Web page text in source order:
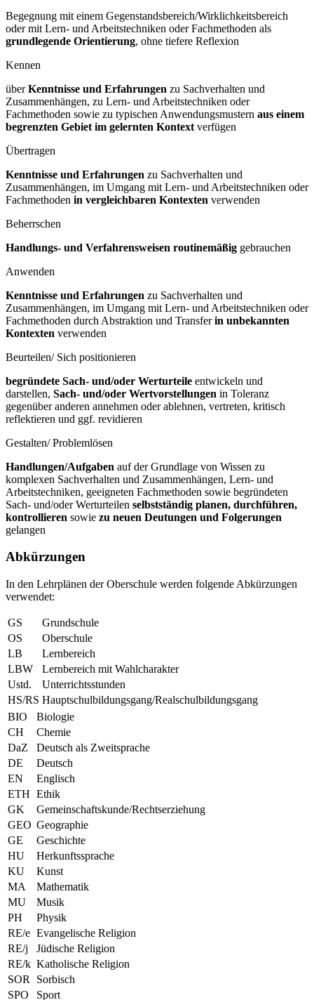
Begegnung mit einem Gegenstandsbereich/Wirklichkeitsbereich
oder mit Lern- und Arbeitstechniken oder Fachmethoden als
grundlegende Orientierung, ohne tiefere Reflexion
Kennen
überKenntnisse und Erfahrungen zu Sachverhalten und
Zusammenhängen, zu Lern- und Arbeitstechniken oder
Fachmethoden sowie zu typischen Anwendungsmustern aus einem
begrenzten Gebiet im gelernten Kontext verfügen
Übertragen
Kenntnisse und Erfahrungen zu Sachverhalten und
Zusammenhängen, im Umgang mit Lern- und Arbeitstechniken oder
Fachmethoden in vergleichbaren Kontexten verwenden
Beherrschen
Handlungs- und Verfahrensweisen routinemäßig gebrauchen
Anwenden
Kenntnisse und Erfahrungen zu Sachverhalten und
Zusammenhängen, im Umgang mit Lern- und Arbeitstechniken oder
Fachmethoden durch Abstraktion und Transferin unbekannten
Kontexten verwenden
Beurteilen/ Sich positionieren
begründete Sach- und/oder Werturteile entwickeln und
darstellen, Sach- und/oder Wertvorstellungen in Toleranz
gegenüber anderen annehmen oder ablehnen, vertreten, kritisch
reflektieren und ggf. revidieren
Gestalten/ Problemlösen
Handlungen/Aufgaben auf der Grundlage von Wissen zu
komplexen Sachverhalten und Zusammenhängen, Lern- und
Arbeitstechniken, geeigneten Fachmethoden sowie begründeten
Sach- und/oder Werturteilen selbstständig planen, durchführen,
kontrollieren sowie zu neuen Deutungen und Folgerungen
gelangen
Abkürzungen
In den Lehrplänen der Oberschule werden folgende Abkürzungen
verwendet:
GS
Grundschule
OS
Oberschule
LB
Lernbereich
LBW
Lernbereich mit Wahlcharakter
Ustd.
Unterrichtsstunden
HS/RS Hauptschulbildungsgang/Realschulbildungsgang
BIO
Biologie
CH
Chemie
DaZ
Deutsch als Zweitsprache
DE
Deutsch
EN
Englisch
ETH Ethik
GK
Gemeinschaftskunde/Rechtserziehung
GEO Geographie
GE
Geschichte
HU
Herkunftssprache
KU
Kunst
MA
Mathematik
MU
Musik
PH
Physik
RE/e Evangelische Religion
RE/j
Jüdische Religion
RE/k Katholische Religion
SOR
Sorbisch
SPO
Sport